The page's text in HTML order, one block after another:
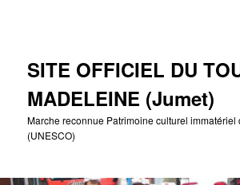
SITE OFFICIEL DU
MADELEINE (Jumet)
Marche reconnue Patrimoine culturel immatériel
(UNESCO)